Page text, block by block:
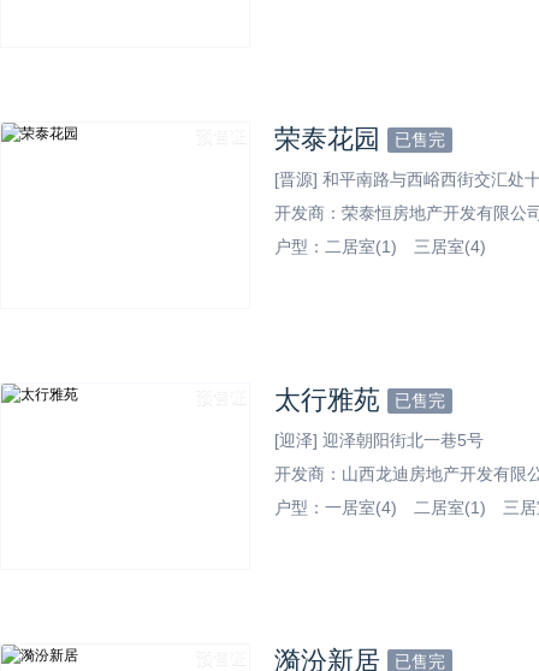
荣泰花园 已售完
[晋源] 和平南路与西峪西街交汇处
开发商：荣泰恒房地产开发有限公
户型： 二居室(1) 三居室(4)
太行雅苑 已售完
[迎泽] 迎泽朝阳街北一巷5号
开发商：山西龙迪房地产开发有限
户型： 一居室(4) 二居室(1) 三
漪汾新居 已售完